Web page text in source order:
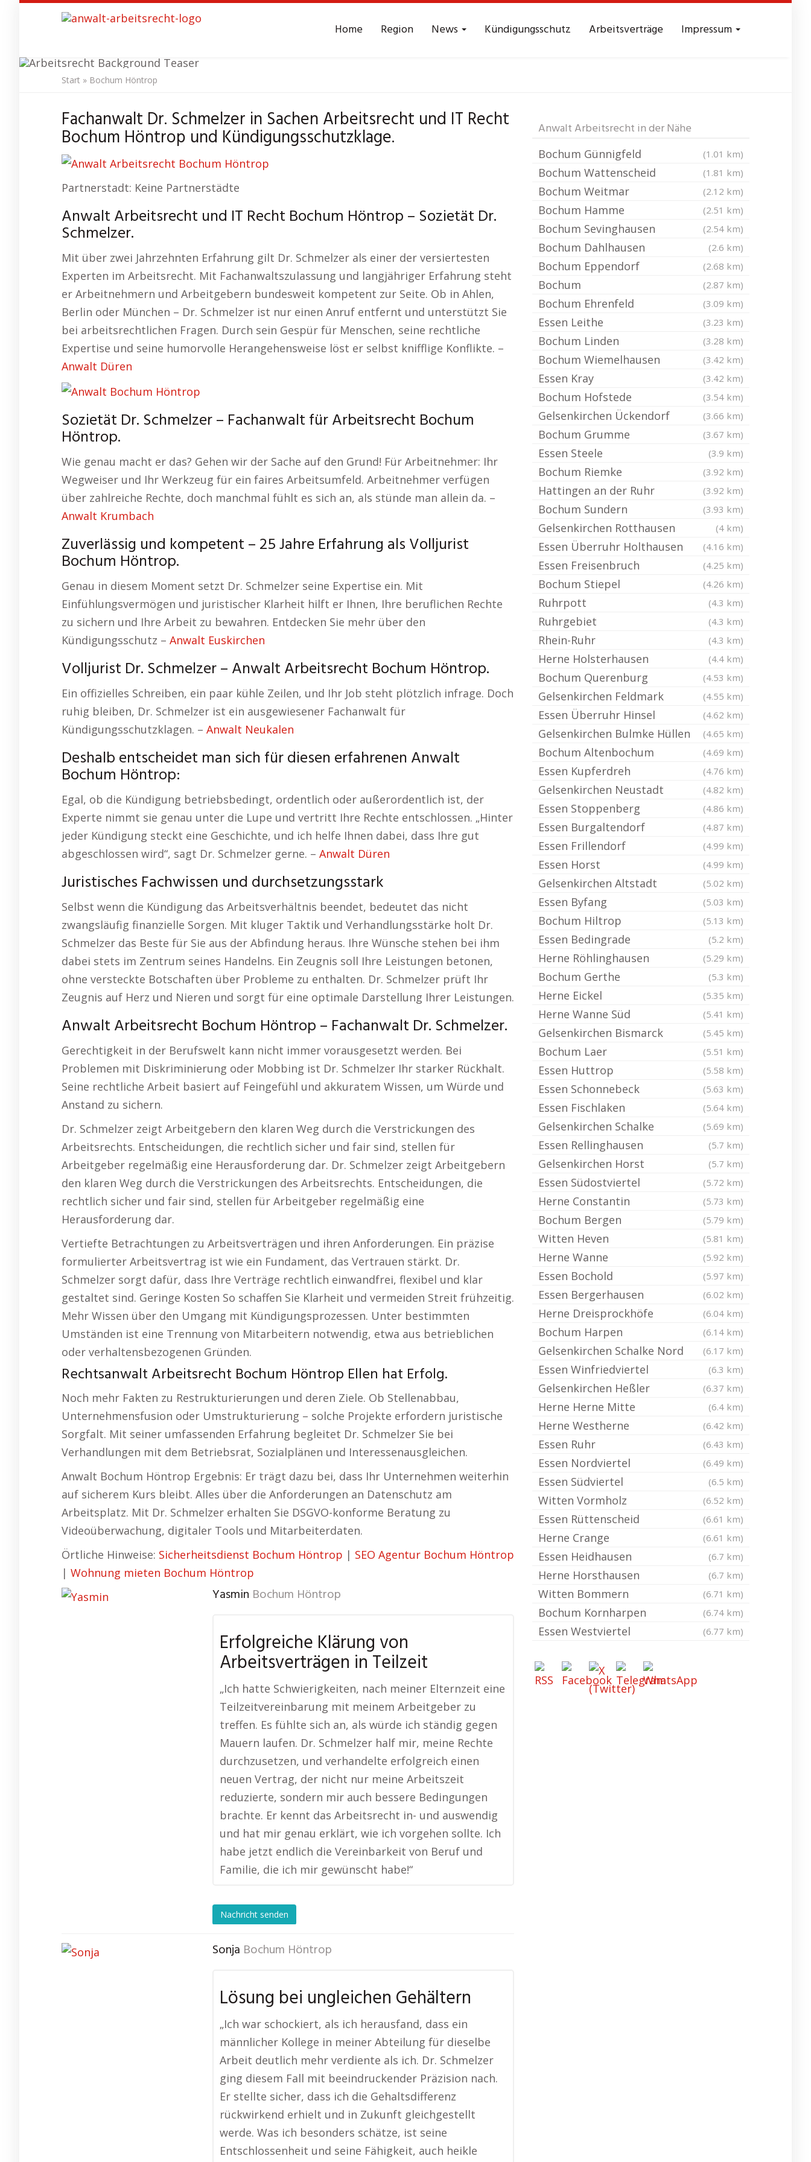
content
Home Region News Kündigungsschutz Arbeitsverträge Impressum
Anwalt Arbeitsrecht Bochum Höntrop
Start » Bochum Höntrop
Fachanwalt Dr. Schmelzer in Sachen Arbeitsrecht und IT Recht
Bochum Höntrop und Kündigungsschutzklage.
Partnerstadt: Keine Partnerstädte
Anwalt Arbeitsrecht und IT Recht Bochum Höntrop – Sozietät Dr.
Schmelzer.
Mit über zwei Jahrzehnten Erfahrung gilt Dr. Schmelzer als einer der versiertesten
Experten im Arbeitsrecht. Mit Fachanwaltszulassung und langjähriger Erfahrung steht
er Arbeitnehmern und Arbeitgebern bundesweit kompetent zur Seite. Ob in Ahlen,
Berlin oder München – Dr. Schmelzer ist nur einen Anruf entfernt und unterstützt Sie
bei arbeitsrechtlichen Fragen. Durch sein Gespür für Menschen, seine rechtliche
Expertise und seine humorvolle Herangehensweise löst er selbst knifflige Konflikte. –
Anwalt Düren
Sozietät Dr. Schmelzer – Fachanwalt für Arbeitsrecht Bochum
Höntrop.
Wie genau macht er das? Gehen wir der Sache auf den Grund! Für Arbeitnehmer: Ihr
Wegweiser und Ihr Werkzeug für ein faires Arbeitsumfeld. Arbeitnehmer verfügen
über zahlreiche Rechte, doch manchmal fühlt es sich an, als stünde man allein da. –
Anwalt Krumbach
Zuverlässig und kompetent – 25 Jahre Erfahrung als Volljurist
Bochum Höntrop.
Genau in diesem Moment setzt Dr. Schmelzer seine Expertise ein. Mit
Einfühlungsvermögen und juristischer Klarheit hilft er Ihnen, Ihre beruflichen Rechte
zu sichern und Ihre Arbeit zu bewahren. Entdecken Sie mehr über den
Kündigungsschutz – Anwalt Euskirchen
Volljurist Dr. Schmelzer – Anwalt Arbeitsrecht Bochum Höntrop.
Ein offizielles Schreiben, ein paar kühle Zeilen, und Ihr Job steht plötzlich infrage. Doch
ruhig bleiben, Dr. Schmelzer ist ein ausgewiesener Fachanwalt für
Kündigungsschutzklagen. – Anwalt Neukalen
Deshalb entscheidet man sich für diesen erfahrenen Anwalt
Bochum Höntrop:
Egal, ob die Kündigung betriebsbedingt, ordentlich oder außerordentlich ist, der
Experte nimmt sie genau unter die Lupe und vertritt Ihre Rechte entschlossen. „Hinter
jeder Kündigung steckt eine Geschichte, und ich helfe Ihnen dabei, dass Ihre gut
abgeschlossen wird“, sagt Dr. Schmelzer gerne. – Anwalt Düren
Juristisches Fachwissen und durchsetzungsstark
Selbst wenn die Kündigung das Arbeitsverhältnis beendet, bedeutet das nicht
zwangsläufig finanzielle Sorgen. Mit kluger Taktik und Verhandlungsstärke holt Dr.
Schmelzer das Beste für Sie aus der Abfindung heraus. Ihre Wünsche stehen bei ihm
dabei stets im Zentrum seines Handelns. Ein Zeugnis soll Ihre Leistungen betonen,
ohne versteckte Botschaften über Probleme zu enthalten. Dr. Schmelzer prüft Ihr
Zeugnis auf Herz und Nieren und sorgt für eine optimale Darstellung Ihrer Leistungen.
Anwalt Arbeitsrecht Bochum Höntrop – Fachanwalt Dr. Schmelzer.
Gerechtigkeit in der Berufswelt kann nicht immer vorausgesetzt werden. Bei
Problemen mit Diskriminierung oder Mobbing ist Dr. Schmelzer Ihr starker Rückhalt.
Seine rechtliche Arbeit basiert auf Feingefühl und akkuratem Wissen, um Würde und
Anstand zu sichern.
Dr. Schmelzer zeigt Arbeitgebern den klaren Weg durch die Verstrickungen des
Arbeitsrechts. Entscheidungen, die rechtlich sicher und fair sind, stellen für
Arbeitgeber regelmäßig eine Herausforderung dar. Dr. Schmelzer zeigt Arbeitgebern
den klaren Weg durch die Verstrickungen des Arbeitsrechts. Entscheidungen, die
rechtlich sicher und fair sind, stellen für Arbeitgeber regelmäßig eine
Herausforderung dar.
Vertiefte Betrachtungen zu Arbeitsverträgen und ihren Anforderungen. Ein präzise
formulierter Arbeitsvertrag ist wie ein Fundament, das Vertrauen stärkt. Dr.
Schmelzer sorgt dafür, dass Ihre Verträge rechtlich einwandfrei, flexibel und klar
gestaltet sind. Geringe Kosten So schaffen Sie Klarheit und vermeiden Streit frühzeitig.
Mehr Wissen über den Umgang mit Kündigungsprozessen. Unter bestimmten
Umständen ist eine Trennung von Mitarbeitern notwendig, etwa aus betrieblichen
oder verhaltensbezogenen Gründen.
Rechtsanwalt Arbeitsrecht Bochum Höntrop Ellen hat Erfolg.
Noch mehr Fakten zu Restrukturierungen und deren Ziele. Ob Stellenabbau,
Unternehmensfusion oder Umstrukturierung – solche Projekte erfordern juristische
Sorgfalt. Mit seiner umfassenden Erfahrung begleitet Dr. Schmelzer Sie bei
Verhandlungen mit dem Betriebsrat, Sozialplänen und Interessenausgleichen.
Anwalt Bochum Höntrop Ergebnis: Er trägt dazu bei, dass Ihr Unternehmen weiterhin
auf sicherem Kurs bleibt. Alles über die Anforderungen an Datenschutz am
Arbeitsplatz. Mit Dr. Schmelzer erhalten Sie DSGVO-konforme Beratung zu
Videoüberwachung, digitaler Tools und Mitarbeiterdaten.
Örtliche Hinweise: Sicherheitsdienst Bochum Höntrop | SEO Agentur Bochum Höntrop
| Wohnung mieten Bochum Höntrop
Yasmin Bochum Höntrop
Erfolgreiche Klärung von
Arbeitsverträgen in Teilzeit
„Ich hatte Schwierigkeiten, nach meiner Elternzeit eine
Teilzeitvereinbarung mit meinem Arbeitgeber zu
treffen. Es fühlte sich an, als würde ich ständig gegen
Mauern laufen. Dr. Schmelzer half mir, meine Rechte
durchzusetzen, und verhandelte erfolgreich einen
neuen Vertrag, der nicht nur meine Arbeitszeit
reduzierte, sondern mir auch bessere Bedingungen
brachte. Er kennt das Arbeitsrecht in- und auswendig
und hat mir genau erklärt, wie ich vorgehen sollte. Ich
habe jetzt endlich die Vereinbarkeit von Beruf und
Familie, die ich mir gewünscht habe!“
Nachricht senden
Sonja Bochum Höntrop
Lösung bei ungleichen Gehältern
„Ich war schockiert, als ich herausfand, dass ein
männlicher Kollege in meiner Abteilung für dieselbe
Arbeit deutlich mehr verdiente als ich. Dr. Schmelzer
ging diesem Fall mit beeindruckender Präzision nach.
Er stellte sicher, dass ich die Gehaltsdifferenz
rückwirkend erhielt und in Zukunft gleichgestellt
werde. Was ich besonders schätze, ist seine
Entschlossenheit und seine Fähigkeit, auch heikle
Anwalt Arbeitsrecht in der Nähe
Bochum Günnigfeld (1.01 km)
Bochum Wattenscheid (1.81 km)
Bochum Weitmar (2.12 km)
Bochum Hamme (2.51 km)
Bochum Sevinghausen (2.54 km)
Bochum Dahlhausen (2.6 km)
Bochum Eppendorf (2.68 km)
Bochum (2.87 km)
Bochum Ehrenfeld (3.09 km)
Essen Leithe (3.23 km)
Bochum Linden (3.28 km)
Bochum Wiemelhausen (3.42 km)
Essen Kray (3.42 km)
Bochum Hofstede (3.54 km)
Gelsenkirchen Ückendorf (3.66 km)
Bochum Grumme (3.67 km)
Essen Steele (3.9 km)
Bochum Riemke (3.92 km)
Hattingen an der Ruhr (3.92 km)
Bochum Sundern (3.93 km)
Gelsenkirchen Rotthausen (4 km)
Essen Überruhr Holthausen (4.16 km)
Essen Freisenbruch (4.25 km)
Bochum Stiepel (4.26 km)
Ruhrpott (4.3 km)
Ruhrgebiet (4.3 km)
Rhein-Ruhr (4.3 km)
Herne Holsterhausen (4.4 km)
Bochum Querenburg (4.53 km)
Gelsenkirchen Feldmark (4.55 km)
Essen Überruhr Hinsel (4.62 km)
Gelsenkirchen Bulmke Hüllen (4.65 km)
Bochum Altenbochum (4.69 km)
Essen Kupferdreh (4.76 km)
Gelsenkirchen Neustadt (4.82 km)
Essen Stoppenberg (4.86 km)
Essen Burgaltendorf (4.87 km)
Essen Frillendorf (4.99 km)
Essen Horst (4.99 km)
Gelsenkirchen Altstadt (5.02 km)
Essen Byfang (5.03 km)
Bochum Hiltrop (5.13 km)
Essen Bedingrade (5.2 km)
Herne Röhlinghausen (5.29 km)
Bochum Gerthe (5.3 km)
Herne Eickel (5.35 km)
Herne Wanne Süd (5.41 km)
Gelsenkirchen Bismarck (5.45 km)
Bochum Laer (5.51 km)
Essen Huttrop (5.58 km)
Essen Schonnebeck (5.63 km)
Essen Fischlaken (5.64 km)
Gelsenkirchen Schalke (5.69 km)
Essen Rellinghausen (5.7 km)
Gelsenkirchen Horst (5.7 km)
Essen Südostviertel (5.72 km)
Herne Constantin (5.73 km)
Bochum Bergen (5.79 km)
Witten Heven (5.81 km)
Herne Wanne (5.92 km)
Essen Bochold (5.97 km)
Essen Bergerhausen (6.02 km)
Herne Dreisprockhöfe (6.04 km)
Bochum Harpen (6.14 km)
Gelsenkirchen Schalke Nord (6.17 km)
Essen Winfriedviertel (6.3 km)
Gelsenkirchen Heßler (6.37 km)
Herne Herne Mitte (6.4 km)
Herne Westherne (6.42 km)
Essen Ruhr (6.43 km)
Essen Nordviertel (6.49 km)
Essen Südviertel (6.5 km)
Witten Vormholz (6.52 km)
Essen Rüttenscheid (6.61 km)
Herne Crange (6.61 km)
Essen Heidhausen (6.7 km)
Herne Horsthausen (6.7 km)
Witten Bommern (6.71 km)
Bochum Kornharpen (6.74 km)
Essen Westviertel (6.77 km)